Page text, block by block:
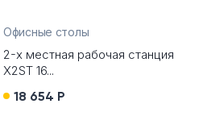
Офисные столы
2-х местная рабочая станция
X2ST 16...
18 654 Р